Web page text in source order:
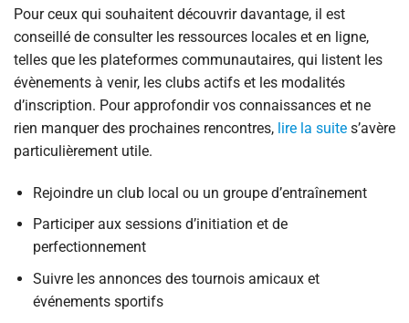
Pour ceux qui souhaitent découvrir davantage, il est
conseillé de consulter les ressources locales et en ligne,
telles que les plateformes communautaires, qui listent les
évènements à venir, les clubs actifs et les modalités
d’inscription. Pour approfondir vos connaissances et ne
rien manquer des prochaines rencontres, lire la suite s’avère
particulièrement utile.
Rejoindre un club local ou un groupe d’entraînement
Participer aux sessions d’initiation et de
perfectionnement
Suivre les annonces des tournois amicaux et
événements sportifs